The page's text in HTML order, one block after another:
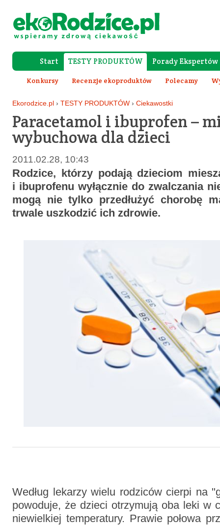
Start TESTY PRODUKTÓW Porady Ekspertów
Forum
Konkursy Recenzje ekoproduktów Polecamy
Ekorodzice.pl › TESTY PRODUKTÓW › Ciekawostki
Paracetamol i ibuprofen –
wybuchowa dla dzieci
2011.02.28, 10:43
Rodzice, którzy podają dzieciom
i ibuprofenu wyłącznie do zwalczania
mogą nie tylko przedłużyć chorobę
trwale uszkodzić ich zdrowie.
Według lekarzy wielu rodziców cierpi na
powoduje, że dzieci otrzymują oba leki w
niewielkiej temperatury. Prawie połowa